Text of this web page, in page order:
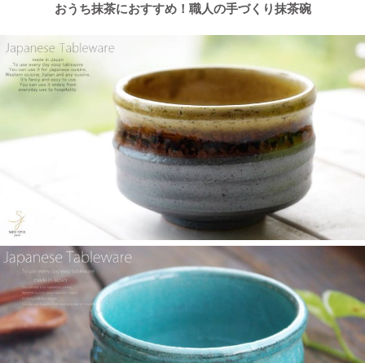
店、お待ちしております。
2025/4/16
≪テレビで紹介されました≫ 2025年4月16日～30日 CCNet ケー
ブルテレビ しょぴもる『まちの素敵な歩き方』で 白いごはん器
のお店 らいすぼーる 小牧店が紹介されました。
≪テレビで紹介されました≫ 2024年2月29日 中京テレビ キャッ
チ！『名鉄小牧線ぶらり旅～味岡駅編～』で 白いごはん器のお
店 らいすぼーる 小牧店が紹介されました。
2025/2/5
らいすぼ～るのYouTube公式チャンネルがスタートしました！ぜ
ひご覧ください。チャンネル登録お願いします♪
おうち抹茶におすすめ！職人の手づくり抹茶碗